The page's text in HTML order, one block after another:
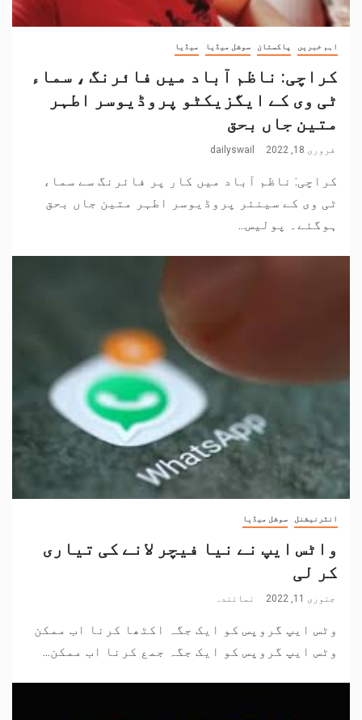
اہم خبریں پاکستان سوشل میڈیا میڈیا
کراچی: ناظم آباد میں فائرنگ ، سماء
ٹی وی کے ایگزیکٹو پروڈیوسر اطہر
متین جاں بحق
فروری 18, 2022 dailyswail
کراچی: ناظم آباد میں کار پر فائرنگ سے سماء
ٹی وی کے سینئر پروڈیوسر اطہر متین جاں بحق
ہوگئے۔ پولیس...
انٹرنیشنل سوشل میڈیا
واٹس ایپ نے نیا فیچر لانے کی تیاری
کر لی
جنوری 11, 2022 نمائندہ
وٹس ایپ گروپس کو ایک جگہ اکٹھا کرنا اب ممکن
وٹس ایپ گروپس کو ایک جگہ جمع کرنا اب ممکن...